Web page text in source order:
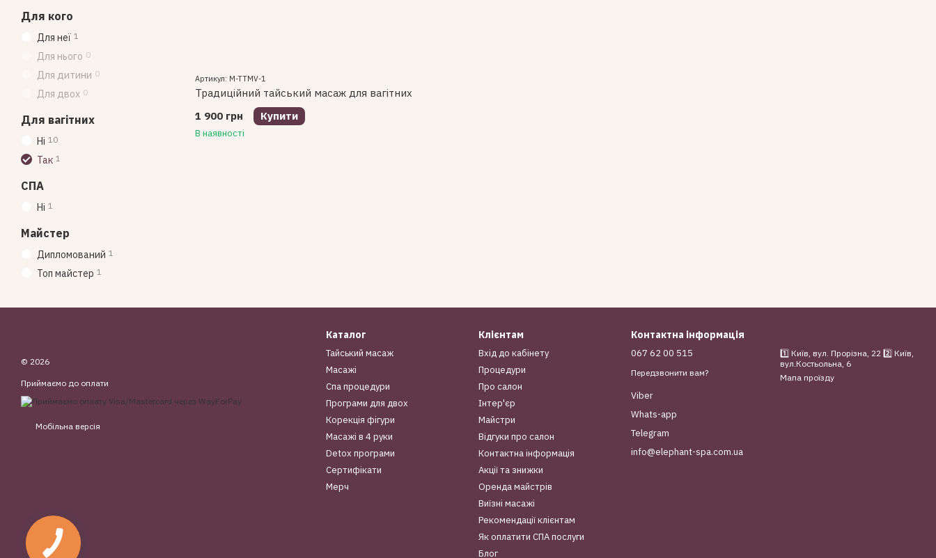
Артикул: M-TTMV-1
Традиційний тайський масаж для вагітних
1 900 грн
Купити
В наявності
Для кого
Для неї 1
Для нього 0
Для дитини 0
Для двох 0
Для вагітних
Ні 10
Так 1
СПА
Ні 1
Майстер
Дипломований 1
Топ майстер 1
© 2026
Приймаємо до оплати
Мобільна версія
Каталог
Тайський масаж
Масажі
Спа процедури
Програми для двох
Корекція фігури
Масажі в 4 руки
Detox програми
Сертифікати
Мерч
Клієнтам
Вхід до кабінету
Процедури
Про салон
Інтер'єр
Майстри
Відгуки про салон
Контактна інформація
Акції та знижки
Оренда майстрів
Виїзні масажі
Рекомендації клієнтам
Як оплатити СПА послуги
Блог
Контактна інформація
067 62 00 515
Передзвонити вам?
Viber
Whats-app
Telegram
info@elephant-spa.com.ua
1️⃣ Київ, вул. Прорізна, 22 2️⃣ Київ,
вул.Костьольна, 6
Мапа проїзду